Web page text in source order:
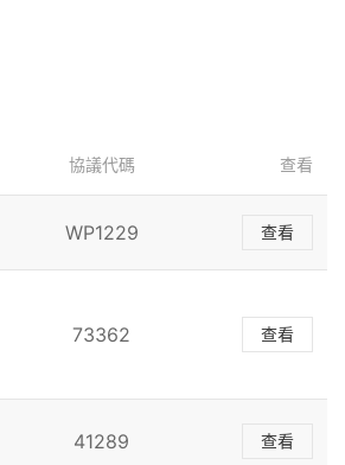
協議代碼 查看
WP1229 查看
73362 查看
41289 查看